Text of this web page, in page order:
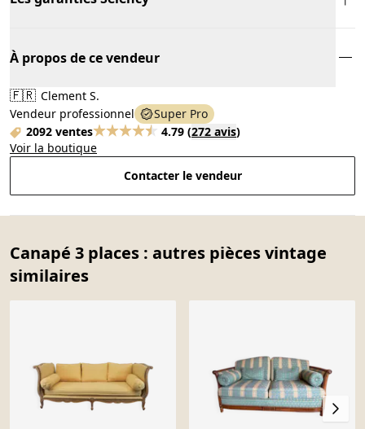
À propos de ce vendeur
🇫🇷 Clement S.
Vendeur professionnel
Super Pro
2092 ventes
4.79 (272 avis)
Voir la boutique
Contacter le vendeur
Canapé 3 places : autres pièces vintage
similaires